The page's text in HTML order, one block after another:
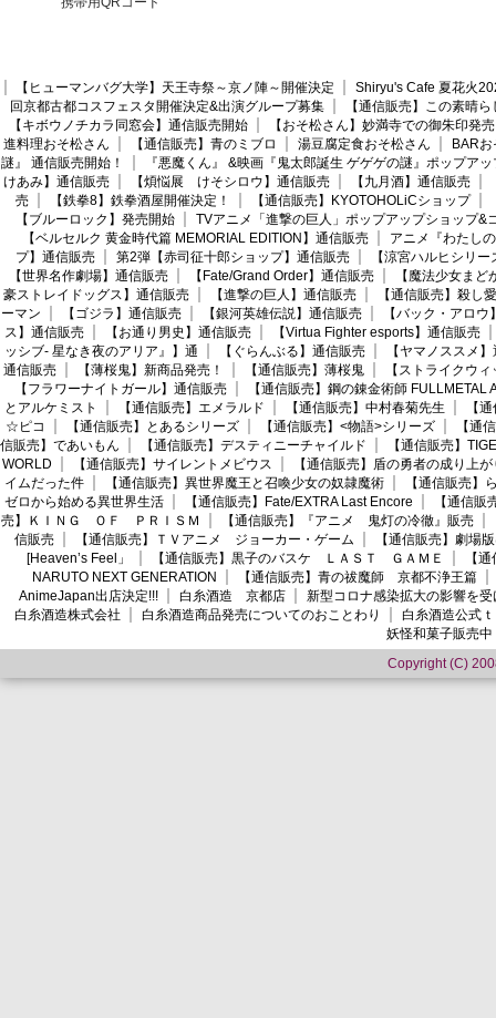
【ヒューマンバグ大学】天王寺祭～京ノ陣～開催決定
Shiryu's Cafe 夏花火
回京都古都コスフェスタ開催決定&出演グループ募集
【通信販売】この素晴
【キボウノチカラ同窓会】通信販売開始
【おそ松さん】妙満寺での御朱印発売
進料理おそ松さん
【通信販売】青のミブロ 湯豆腐定食おそ松さん
BAR
謎』 通信販売開始！
『悪魔くん』 &映画『鬼太郎誕生 ゲゲゲの謎』ポップア
けあみ】通信販売
【煩悩展 けそシロウ】通信販売 【九月酒】通信販売
売
【鉄拳8】鉄拳酒屋開催決定！ 【通信販売】KYOTOHOLiCショップ
【ブルーロック】発売開始
TVアニメ「進撃の巨人」ポップアップショップ&
【ベルセルク 黄金時代篇 MEMORIAL EDITION】通信販売
アニメ『わたし
プ】通信販売
第2弾【赤司征十郎ショップ】通信販売
【涼宮ハルヒシリ
【世界名作劇場】通信販売
【Fate/Grand Order】通信販売
【魔法少女ま
豪ストレイドッグス】通信販売
【進撃の巨人】通信販売
【通信販売】殺し愛
ーマン
【ゴジラ】通信販売 【銀河英雄伝説】通信販売
【バック・アロウ
ス】通信販売
【お通り男史】通信販売
【Virtua Fighter esports】通信販売
ッシブ- 星なき夜のアリア』】通
【ぐらんぶる】通信販売
【ヤマノススメ
通信販売
【薄桜鬼】新商品発売！ 【通信販売】薄桜鬼
【ストライクウ
【フラワーナイトガール】通信販売
【通信販売】鋼の錬金術師 FULLMETAL
とアルケミスト
【通信販売】エメラルド 【通信販売】中村春菊先生
【
☆ピコ
【通信販売】とあるシリーズ 【通信販売】<物語>シリーズ
【通
信販売】であいもん
【通信販売】デスティニーチャイルド
【通信販売】
WORLD
【通信販売】サイレントメビウス
【通信販売】盾の勇者の成り上が
イムだった件
【通信販売】異世界魔王と召喚少女の奴隷魔術
【通信販売】
ゼロから始める異世界生活
【通信販売】Fate/EXTRA Last Encore
【通信
売】ＫＩＮＧ ＯＦ ＰＲＩＳＭ
【通信販売】『アニメ 鬼灯の冷徹』販売
信販売
【通信販売】ＴＶアニメ ジョーカー・ゲーム
【通信販売】劇場
[Heaven’s Feel」
【通信販売】黒子のバスケ ＬＡＳＴ ＧＡＭＥ
【
NARUTO NEXT GENERATION
【通信販売】青の祓魔師 京都不浄王篇
AnimeJapan出店決定!!!
白糸酒造 京都店
新型コロナ感染拡大の影響を
白糸酒造株式会社
白糸酒造商品発売についてのおことわり
白糸酒造公式
妖怪和菓子販売中
Copyright (C)